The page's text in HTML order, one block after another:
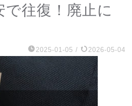
往復！廃止に
2025-01-05 / 2026-05-04